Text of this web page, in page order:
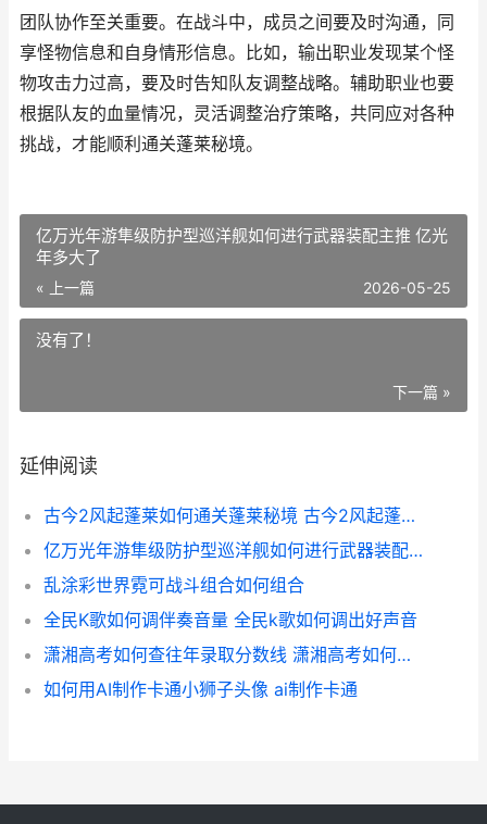
团队协作至关重要。在战斗中，成员之间要及时沟通，同
享怪物信息和自身情形信息。比如，输出职业发现某个怪
物攻击力过高，要及时告知队友调整战略。辅助职业也要
根据队友的血量情况，灵活调整治疗策略，共同应对各种
挑战，才能顺利通关蓬莱秘境。
亿万光年游隼级防护型巡洋舰如何进行武器装配主推 亿光
年多大了
« 上一篇 2026-05-25
没有了！
下一篇 »
延伸阅读
古今2风起蓬莱如何通关蓬莱秘境 古今2风起蓬莱官网
亿万光年游隼级防护型巡洋舰如何进行武器装配主推 亿光年多大了
乱涂彩世界霓可战斗组合如何组合
全民K歌如何调伴奏音量 全民k歌如何调出好声音
潇湘高考如何查往年录取分数线 潇湘高考如何查询单招学校操作流程
如何用AI制作卡通小狮子头像 ai制作卡通